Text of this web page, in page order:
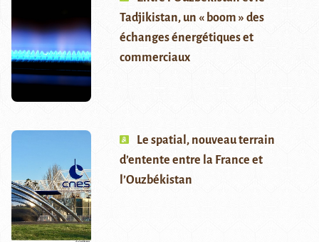
Tadjikistan, un « boom » des
échanges énergétiques et
commerciaux
Le spatial, nouveau terrain
d’entente entre la France et
l’Ouzbékistan